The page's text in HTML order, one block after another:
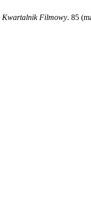
Kwartalnik Filmowy. 85